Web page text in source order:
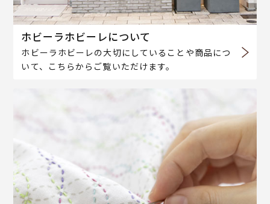
ホビーラホビーレについて
ホビーラホビーレの大切にしていることや商品につ
いて、こちらからご覧いただけます。